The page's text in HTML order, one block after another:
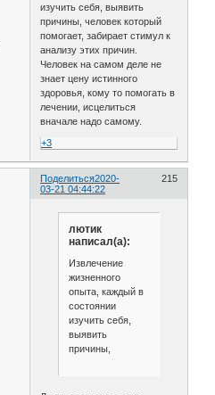
изучить себя, выявить
причины, человек который
помогает, забирает стимул к
анализу этих причин.
Человек на самом деле не
знает цену истинного
здоровья, кому то помогать в
лечении, исцелиться
вначале надо самому.
+3
Поделиться 215
2020-
03-21 04:44:22
лютик
написал(а):
Извлечение
жизненного
опыта, каждый в
состоянии
изучить себя,
выявить
причины,